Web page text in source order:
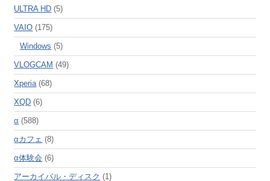
ULTRA HD (5)
VAIO (175)
Windows (5)
VLOGCAM (49)
Xperia(68)
XQD (6)
α (588)
αカフェ (8)
α体験会 (6)
アーカイバル・ディスク (1)